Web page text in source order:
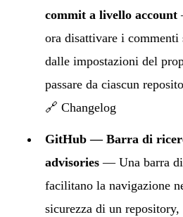
commit a livello account
ora disattivare i
dalle impostazioni del
passare da ciascun
🔗 Changelog
GitHub — Barra di
advisories — Una barra
facilitano la navigazione
sicurezza di un